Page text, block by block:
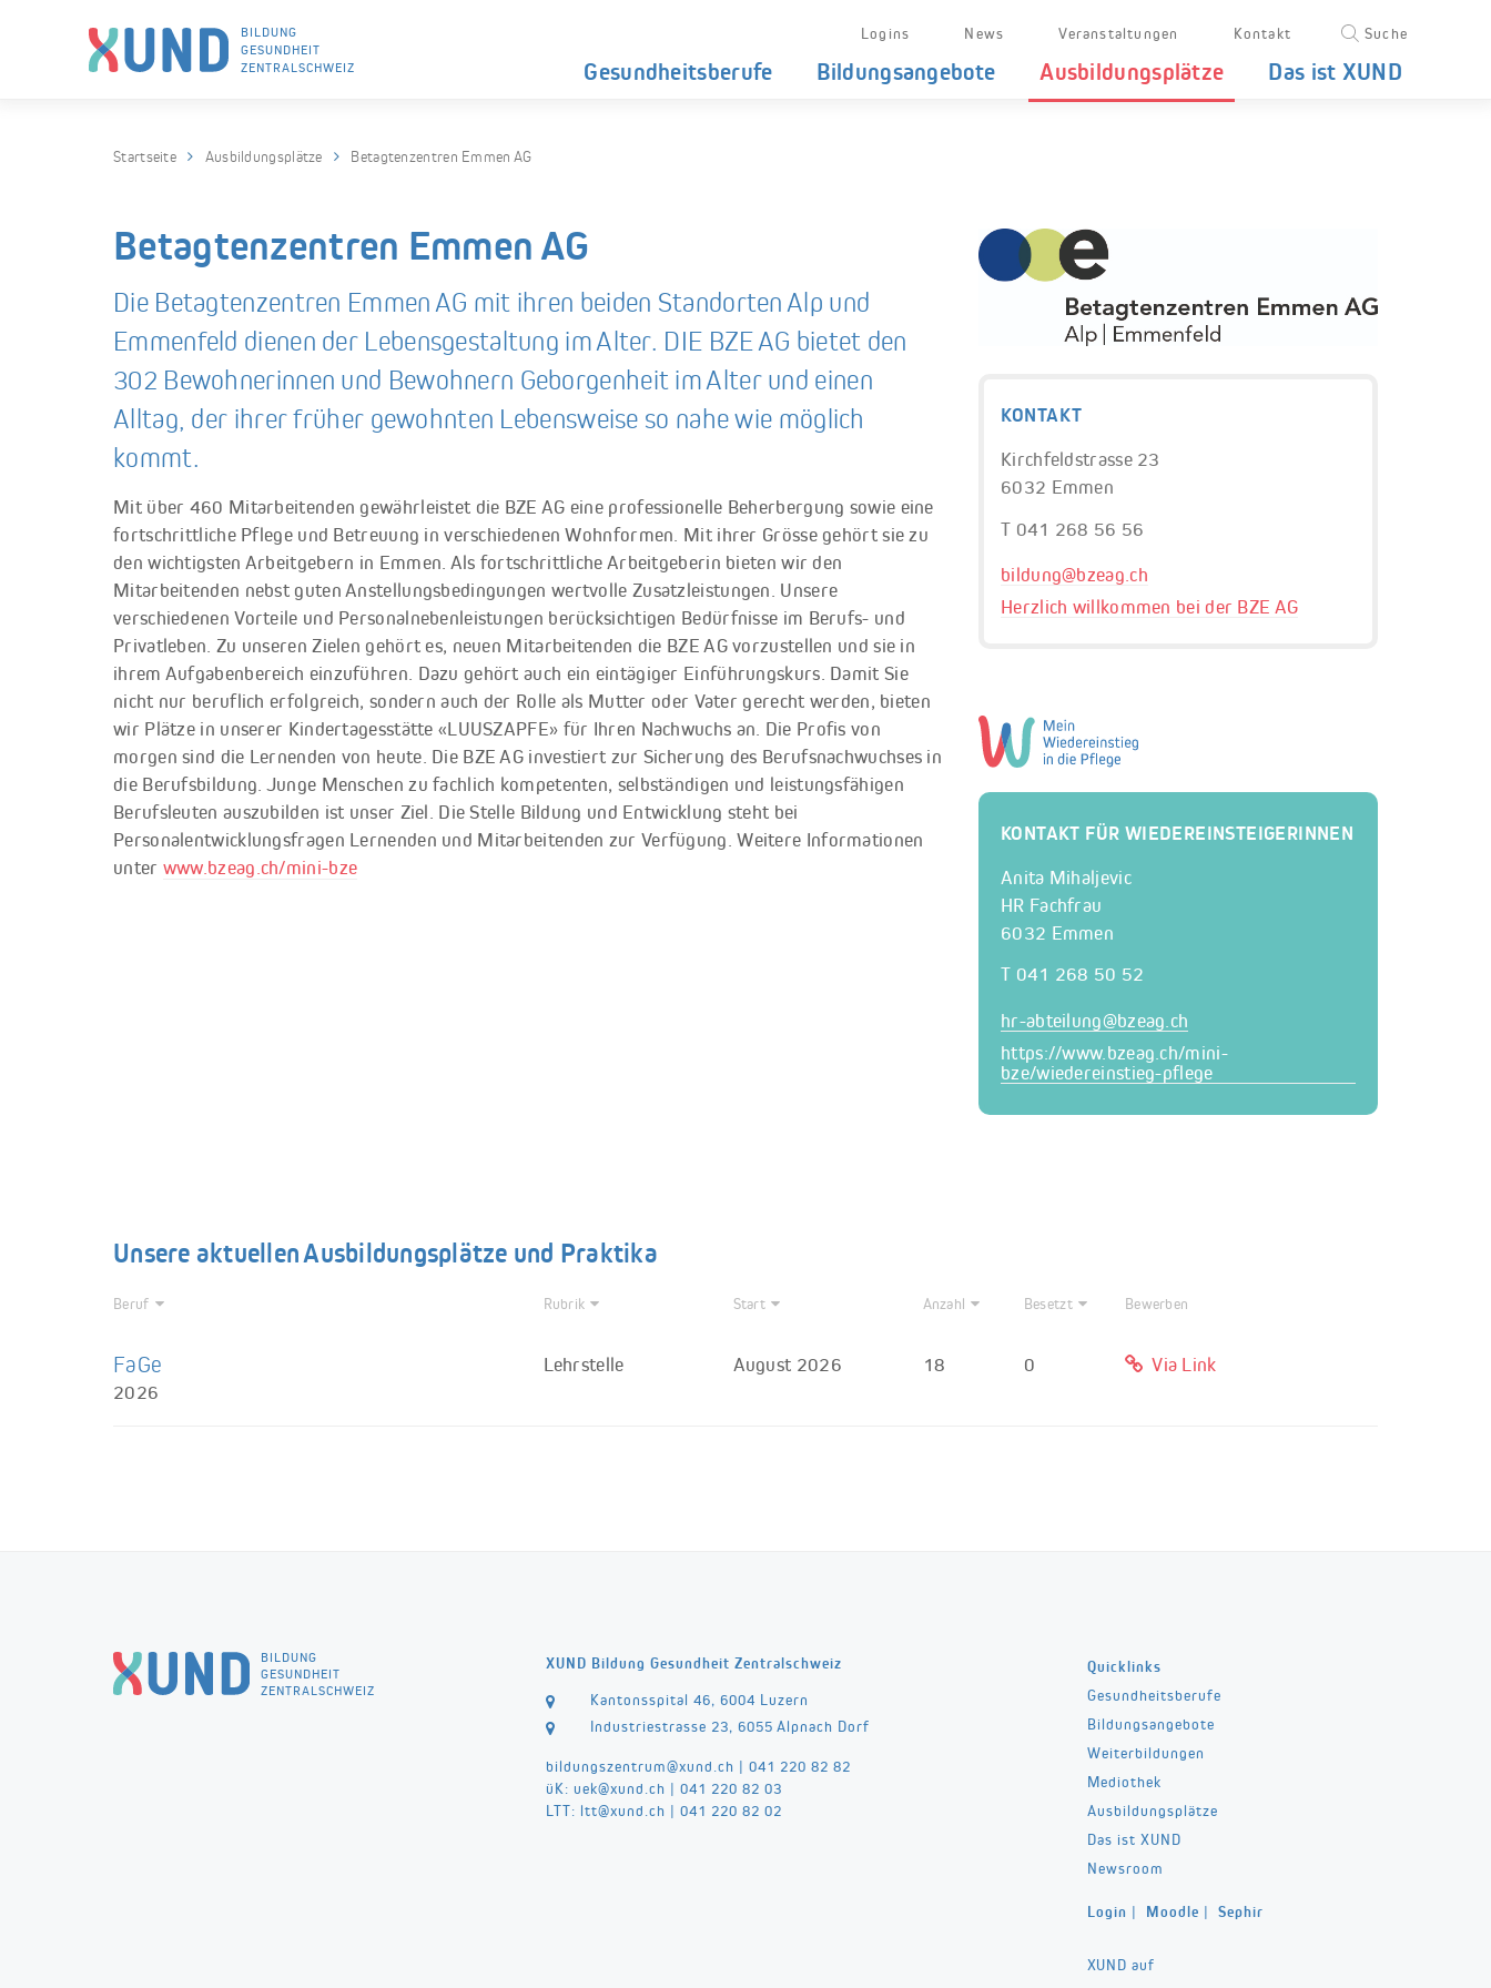
BILDUNG
GESUNDHEIT
ZENTRALSCHWEIZ
Logins News Veranstaltungen Kontakt Suche
Gesundheitsberufe Bildungsangebote Ausbildungsplätze Das ist XUND
Startseite Ausbildungsplätze Betagtenzentren Emmen AG
Betagtenzentren Emmen AG
Die Betagtenzentren Emmen AG mit ihren beiden Standorten Alp und
Emmenfeld dienen der Lebensgestaltung im Alter. DIE BZE AG bietet den
302 Bewohnerinnen und Bewohnern Geborgenheit im Alter und einen
Alltag, der ihrer früher gewohnten Lebensweise so nahe wie möglich
kommt.
Mit über 460 Mitarbeitenden gewährleistet die BZE AG eine professionelle Beherbergung sowie eine
fortschrittliche Pflege und Betreuung in verschiedenen Wohnformen. Mit ihrer Grösse gehört sie zu
den wichtigsten Arbeitgebern in Emmen. Als fortschrittliche Arbeitgeberin bieten wir den
Mitarbeitenden nebst guten Anstellungsbedingungen wertvolle Zusatzleistungen. Unsere
verschiedenen Vorteile und Personalnebenleistungen berücksichtigen Bedürfnisse im Berufs- und
Privatleben. Zu unseren Zielen gehört es, neuen Mitarbeitenden die BZE AG vorzustellen und sie in
ihrem Aufgabenbereich einzuführen. Dazu gehört auch ein eintägiger Einführungskurs. Damit Sie
nicht nur beruflich erfolgreich, sondern auch der Rolle als Mutter oder Vater gerecht werden, bieten
wir Plätze in unserer Kindertagesstätte «LUUSZAPFE» für Ihren Nachwuchs an. Die Profis von
morgen sind die Lernenden von heute. Die BZE AG investiert zur Sicherung des Berufsnachwuchses in
die Berufsbildung. Junge Menschen zu fachlich kompetenten, selbständigen und leistungsfähigen
Berufsleuten auszubilden ist unser Ziel. Die Stelle Bildung und Entwicklung steht bei
Personalentwicklungsfragen Lernenden und Mitarbeitenden zur Verfügung. Weitere Informationen
unter www.bzeag.ch/mini-bze
KONTAKT
Kirchfeldstrasse 23
6032 Emmen
T 041 268 56 56
bildung@bzeag.ch
Herzlich willkommen bei der BZE AG
KONTAKT FÜR WIEDEREINSTEIGERINNEN
Anita Mihaljevic
HR Fachfrau
6032 Emmen
T 041 268 50 52
hr-abteilung@bzeag.ch
https://www.bzeag.ch/mini-
bze/wiedereinstieg-pflege
Unsere aktuellen Ausbildungsplätze und Praktika
Beruf Rubrik Start Anzahl Besetzt Bewerben
FaGe
2026
Lehrstelle August 2026 18 0 Via Link
BILDUNG
GESUNDHEIT
ZENTRALSCHWEIZ
XUND Bildung Gesundheit Zentralschweiz
Kantonsspital 46, 6004 Luzern
Industriestrasse 23, 6055 Alpnach Dorf
bildungszentrum@xund.ch | 041 220 82 82
üK: uek@xund.ch | 041 220 82 03
LTT: ltt@xund.ch | 041 220 82 02
Quicklinks
Gesundheitsberufe
Bildungsangebote
Weiterbildungen
Mediothek
Ausbildungsplätze
Das ist XUND
Newsroom
Login | Moodle | Sephir
XUND auf